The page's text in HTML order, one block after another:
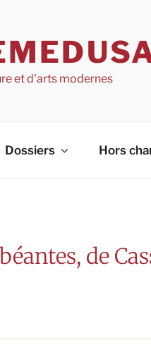
et d'arts modernes
Dossiers Hors
de